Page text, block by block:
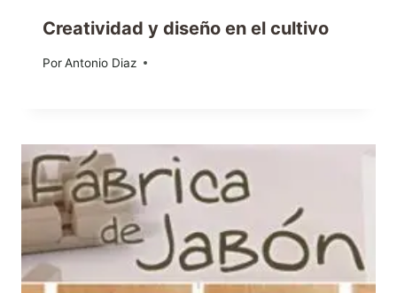
Creatividad y diseño en el cultivo
PorAntonio Diaz
03/04/2012